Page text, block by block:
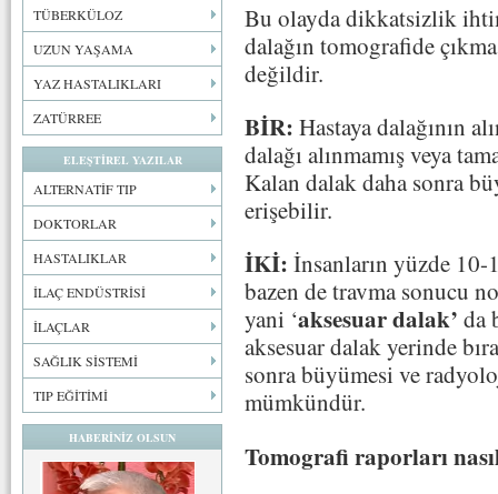
TÜBERKÜLOZ
UZUN YAŞAMA
YAZ HASTALIKLARI
ZATÜRREE
ELEŞTİREL YAZILAR
ALTERNATİF TIP
DOKTORLAR
HASTALIKLAR
İLAÇ ENDÜSTRİSİ
İLAÇLAR
SAĞLIK SİSTEMİ
TIP EĞİTİMİ
HABERİNİZ OLSUN
Bu olayda dikkatsizlik
dalağın tomografide
değildir.
BİR: Hastaya dalağının
dalağı alınmamış veya
Kalan dalak daha sonra
erişebilir.
İKİ: İnsanların yüzde
bazen de travma sonucu
yani ‘aksesuar dalak’ da
aksesuar dalak yerinde
sonra büyümesi ve
mümkündür.
Tomografi raporları